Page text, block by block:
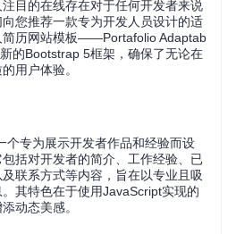
目的在线存在对于任何开发者来说
您推荐一款专为开发人员设计的适
简历网站模板——Portafolio Adaptab
的Bootstrap 5框架，确保了无论在
用户体验。
个专为展示开发者作品和经验而设
括对开发者的简介、工作经验、已
联系方式等内容，旨在以专业且吸
其特色在于使用JavaScript实现的
动态美感。